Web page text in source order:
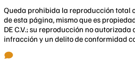
Queda prohibida la reproducción total
de esta página, mismo que es
DE C.V.; su reproducción no autorizada
infracción y un delito de conformidad